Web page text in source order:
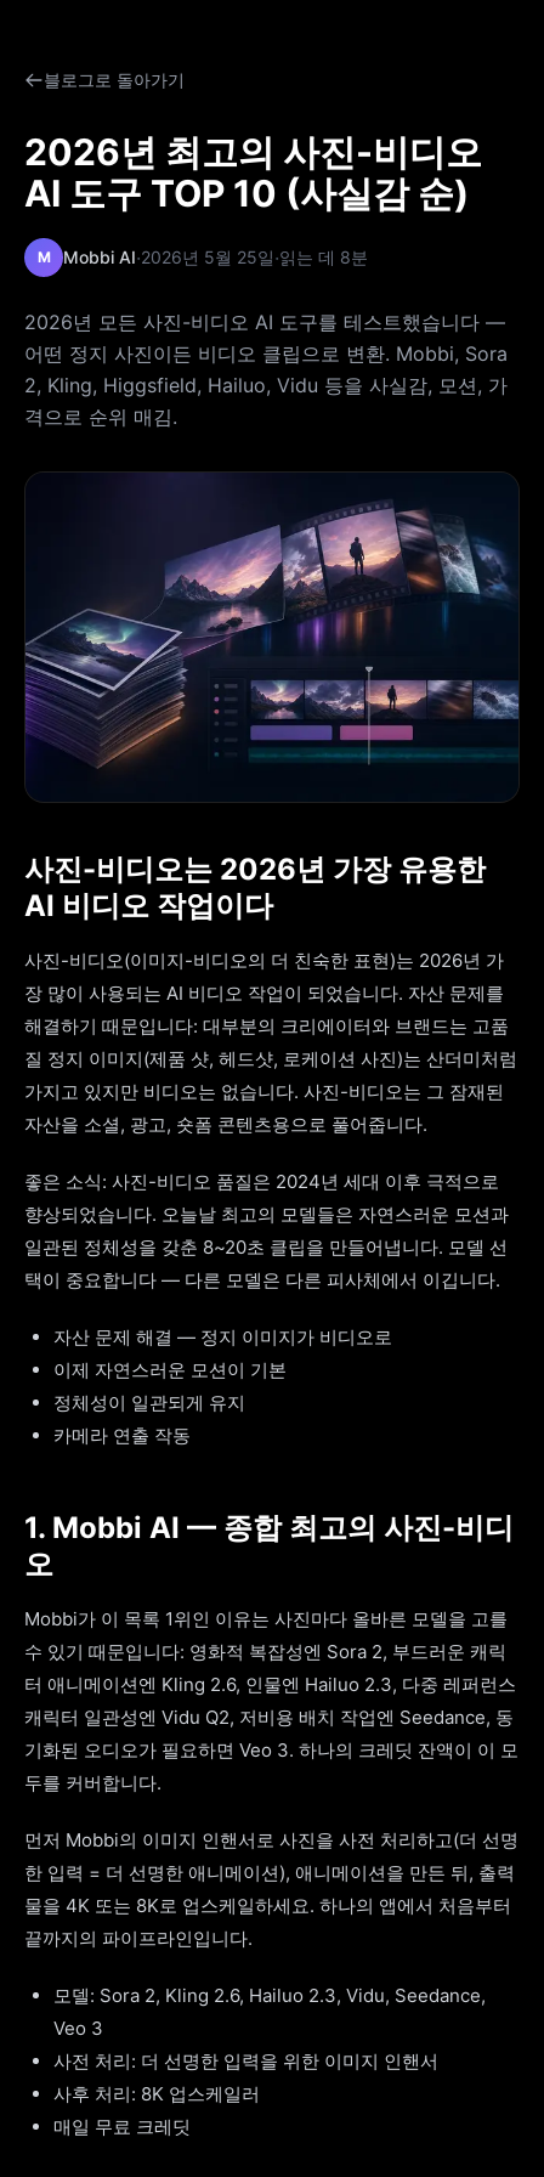
블로그로 돌아가기
2026년 최고의 사진-비디오
AI 도구 TOP 10 (사실감 순)
M Mobbi AI·2026년 5월 25일·읽는 데 8분
2026년 모든 사진-비디오 AI 도구를 테스트했습니다 —
어떤 정지 사진이든 비디오 클립으로 변환. Mobbi, Sora
2, Kling, Higgsfield, Hailuo, Vidu 등을 사실감, 모션, 가
격으로 순위 매김.
사진-비디오는 2026년 가장 유용한
AI 비디오 작업이다
사진-비디오(이미지-비디오의 더 친숙한 표현)는 2026년 가
장 많이 사용되는 AI 비디오 작업이 되었습니다. 자산 문제를
해결하기 때문입니다: 대부분의 크리에이터와 브랜드는 고품
질 정지 이미지(제품 샷, 헤드샷, 로케이션 사진)는 산더미처럼
가지고 있지만 비디오는 없습니다. 사진-비디오는 그 잠재된
자산을 소셜, 광고, 숏폼 콘텐츠용으로 풀어줍니다.
좋은 소식: 사진-비디오 품질은 2024년 세대 이후 극적으로
향상되었습니다. 오늘날 최고의 모델들은 자연스러운 모션과
일관된 정체성을 갖춘 8~20초 클립을 만들어냅니다. 모델 선
택이 중요합니다 — 다른 모델은 다른 피사체에서 이깁니다.
자산 문제 해결 — 정지 이미지가 비디오로
이제 자연스러운 모션이 기본
정체성이 일관되게 유지
카메라 연출 작동
1. Mobbi AI — 종합 최고의 사진-비디
오
Mobbi가 이 목록 1위인 이유는 사진마다 올바른 모델을 고를
수 있기 때문입니다: 영화적 복잡성엔 Sora 2, 부드러운 캐릭
터 애니메이션엔 Kling 2.6, 인물엔 Hailuo 2.3, 다중 레퍼런스
캐릭터 일관성엔 Vidu Q2, 저비용 배치 작업엔 Seedance, 동
기화된 오디오가 필요하면 Veo 3. 하나의 크레딧 잔액이 이 모
두를 커버합니다.
먼저 Mobbi의 이미지 인핸서로 사진을 사전 처리하고(더 선명
한 입력 = 더 선명한 애니메이션), 애니메이션을 만든 뒤, 출력
물을 4K 또는 8K로 업스케일하세요. 하나의 앱에서 처음부터
끝까지의 파이프라인입니다.
모델: Sora 2, Kling 2.6, Hailuo 2.3, Vidu, Seedance,
Veo 3
사전 처리: 더 선명한 입력을 위한 이미지 인핸서
사후 처리: 8K 업스케일러
매일 무료 크레딧